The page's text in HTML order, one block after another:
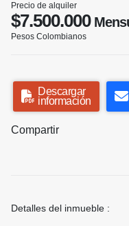
Precio de alquiler
$7.500.000
Pesos Colombianos
Descargar
información
Compartir
Detalles del inmueble :